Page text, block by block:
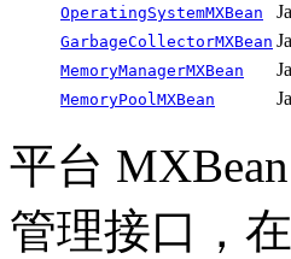
OperatingSystemMXBean
GarbageCollectorMXBean
MemoryManagerMXBean
MemoryPoolMXBean
平台
管理接口，在